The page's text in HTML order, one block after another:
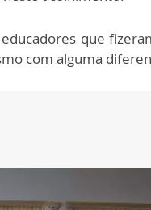
que
com alguma